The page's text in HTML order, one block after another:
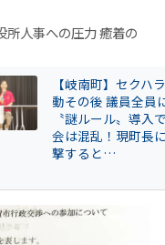
所人事への圧力 癒着の
クハラ騒
全員に
導入で議
町長に直